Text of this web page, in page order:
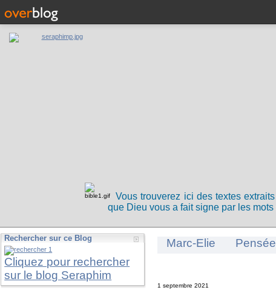
Vous trouverez ici des textes
que Dieu vous a fait signe par les
Rechercher sur ce Blog
Cliquez pour rechercher
sur le blog Seraphim
Marc-Elie
1 septembre 2021